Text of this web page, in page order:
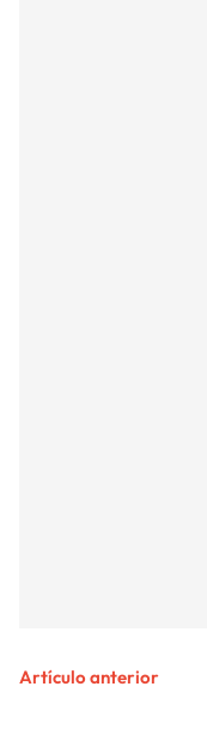
Artículo anterior